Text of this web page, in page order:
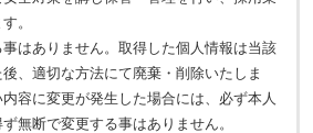
。
はありません。取得した個人情報は当該
、適切な方法にて廃棄・削除いたしま
容に変更が発生した場合には、必ず本人
無断で変更する事はありません。